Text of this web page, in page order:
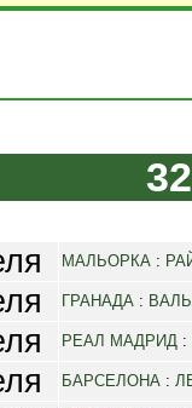
МАЛЬОРКА :
ГРАНАДА :
РЕАЛ МАДРИД :
БАРСЕЛОНА :